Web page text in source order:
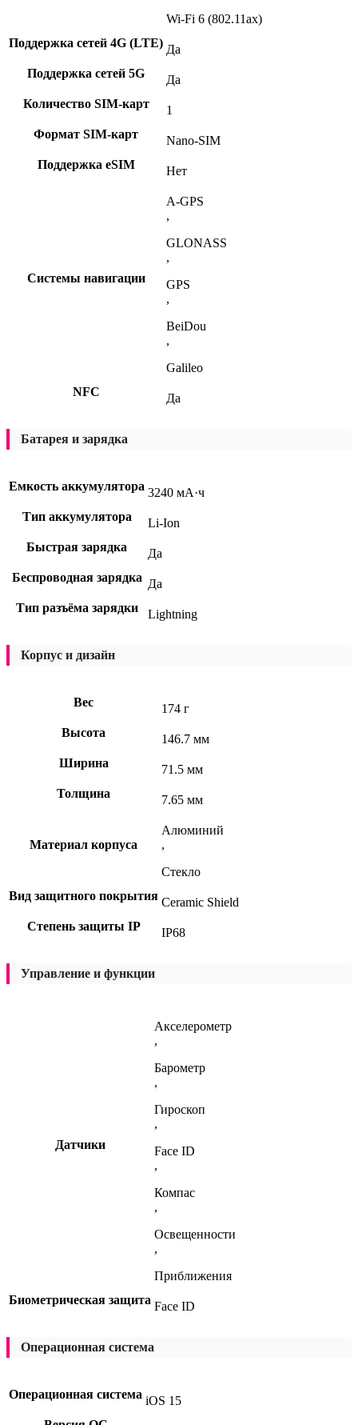
Wi-Fi 6 (802.11ax)
Поддержка сетей 4G (LTE) Да
Поддержка сетей 5G
Да
Количество SIM-карт
1
Формат SIM-карт
Nano-SIM
Поддержка eSIM
Нет
Системы навигации
A-GPS
,
GLONASS
,
GPS
,
BeiDou
,
Galileo
NFC
Да
Батарея и зарядка
Емкость аккумулятора 3240 мА·ч
Тип аккумулятора
Li-Ion
Быстрая зарядка
Да
Беспроводная зарядка Да
Тип разъёма зарядки
Lightning
Корпус и дизайн
Вес
174 г
Высота
146.7 мм
Ширина
71.5 мм
Толщина
7.65 мм
Материал корпуса
Алюминий
,
Стекло
Вид защитного покрытия Ceramic Shield
Степень защиты IP
IP68
Управление и функции
Датчики
Акселерометр
,
Барометр
,
Гироскоп
,
Face ID
,
Компас
,
Освещенности
,
Приближения
Биометрическая защита Face ID
Операционная система
Операционная система iOS 15